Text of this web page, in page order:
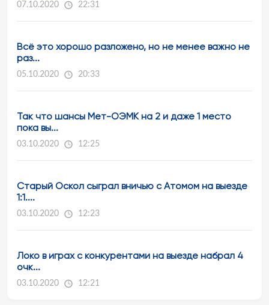
07.10.2020 22:31
Всё это хорошо разложено, но не менее важно не
раз...
05.10.2020 20:33
Так что шансы Мет-ОЭМК на 2 и даже 1 место
пока вы...
03.10.2020 12:25
Старый Оскол сыграл вничью с Атомом на выезде
1:1....
03.10.2020 12:23
Локо в играх с конкурентами на выезде набрал 4
очк...
03.10.2020 12:21